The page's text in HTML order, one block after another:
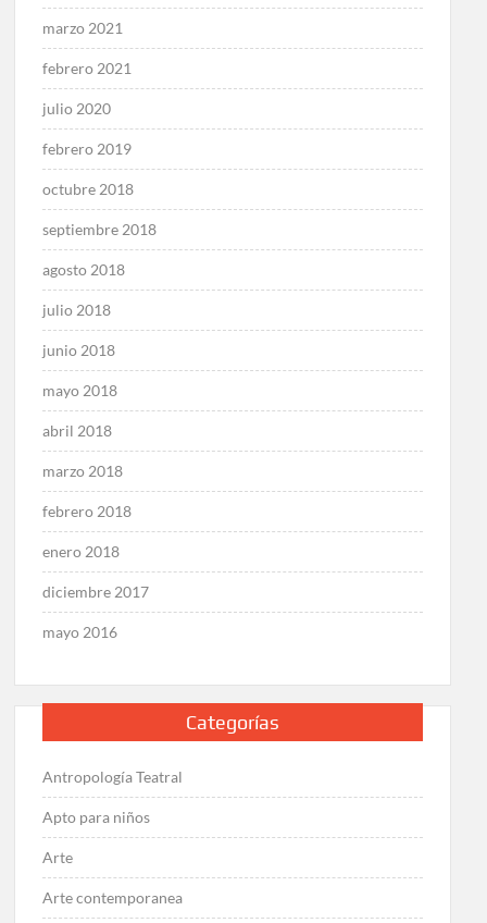
marzo 2021
febrero 2021
julio 2020
febrero 2019
octubre 2018
septiembre 2018
agosto 2018
julio 2018
junio 2018
mayo 2018
abril 2018
marzo 2018
febrero 2018
enero 2018
diciembre 2017
mayo 2016
Categorías
Antropología Teatral
Apto para niños
Arte
Arte contemporanea